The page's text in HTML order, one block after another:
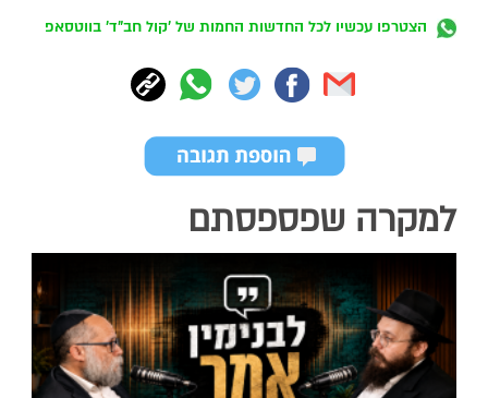
הצטרפו עכשיו לכל החדשות החמות של 'קול חב"ד' בווטסאפ
למקרה שפספסתם